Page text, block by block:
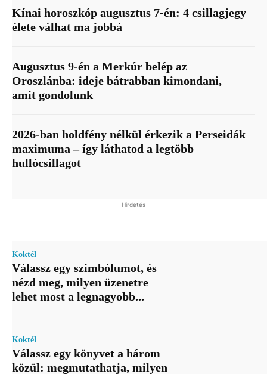
Kínai horoszkóp augusztus 7-én: 4 csillagjegy
élete válhat ma jobbá
Augusztus 9-én a Merkúr belép az
Oroszlánba: ideje bátrabban kimondani,
amit gondolunk
2026-ban holdfény nélkül érkezik a Perseidák
maximuma – így láthatod a legtöbb
hullócsillagot
Hirdetés
Koktél
Válassz egy szimbólumot, és
nézd meg, milyen üzenetre
lehet most a legnagyobb...
Koktél
Válassz egy könyvet a három
közül: megmutathatja, milyen